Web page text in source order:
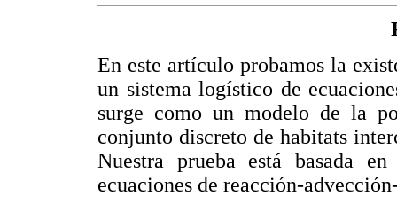
En este artículo probamos la
un sistema logístico de
surge como un modelo de la
conjunto discreto de habitats
Nuestra prueba está basada
ecuaciones de reacción-